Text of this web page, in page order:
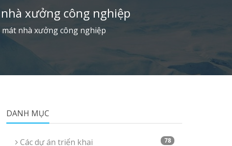
xưởng công nghiệp
nhà xưởng công nghiệp
DANH MỤC
Các dự án triển khai 78